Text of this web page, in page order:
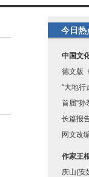
「为
2026
今日热
中国文
德文版
“大地
首届“孙
长篇报
网文改
作家王
庆山(安